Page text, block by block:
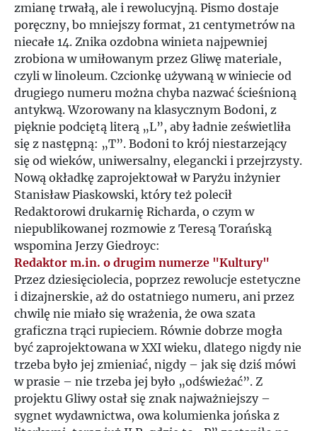
zmianę trwałą, ale i rewolucyjną. Pismo dostaje
poręczny, bo mniejszy format, 21 centymetrów na
niecałe 14. Znika ozdobna winieta najpewniej
zrobiona w umiłowanym przez Gliwę materiale,
czyli w linoleum. Czcionkę używaną w winiecie od
drugiego numeru można chyba nazwać ścieśnioną
antykwą. Wzorowany na klasycznym Bodoni, z
pięknie podciętą literą „L”, aby ładnie ześwietliła
się z następną: „T”. Bodoni to krój niestarzejący
się od wieków, uniwersalny, elegancki i przejrzysty.
Nową okładkę zaprojektował w Paryżu inżynier
Stanisław Piaskowski, który też polecił
Redaktorowi drukarnię Richarda, o czym w
niepublikowanej rozmowie z Teresą Torańską
wspomina Jerzy Giedroyc:
Redaktor m.in. o drugim numerze "Kultury"
Przez dziesięciolecia, poprzez rewolucje estetyczne
i dizajnerskie, aż do ostatniego numeru, ani przez
chwilę nie miało się wrażenia, że owa szata
graficzna trąci rupieciem. Równie dobrze mogła
być zaprojektowana w XXI wieku, dlatego nigdy nie
trzeba było jej zmieniać, nigdy – jak się dziś mówi
w prasie – nie trzeba jej było „odświeżać”. Z
projektu Gliwy ostał się znak najważniejszy –
sygnet wydawnictwa, owa kolumienka jońska z